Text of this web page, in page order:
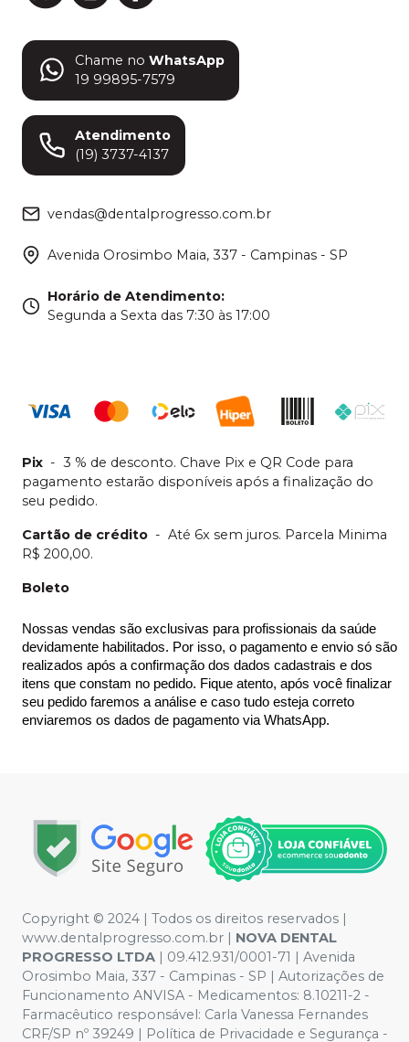
Chame no WhatsApp
19 99895-7579
Atendimento
(19) 3737-4137
vendas@dentalprogresso.com.br
Avenida Orosimbo Maia, 337 - Campinas - SP
Horário de Atendimento:
Segunda a Sexta das 7:30 às 17:00
Pix - 3 % de desconto. Chave Pix e QR Code para
pagamento estarão disponíveis após a finalização do
seu pedido.
Cartão de crédito - Até 6x sem juros. Parcela Minima
R$ 200,00.
Boleto
Nossas vendas são exclusivas para profissionais da saúde
devidamente habilitados. Por isso, o pagamento e envio só são
realizados após a confirmação dos dados cadastrais e dos
itens que constam no pedido. Fique atento, após você finalizar
seu pedido faremos a análise e caso tudo esteja correto
enviaremos os dados de pagamento via WhatsApp.
Copyright © 2024 | Todos os direitos reservados |
www.dentalprogresso.com.br | NOVA DENTAL
PROGRESSO LTDA | 09.412.931/0001-71 | Avenida
Orosimbo Maia, 337 - Campinas - SP | Autorizações de
Funcionamento ANVISA - Medicamentos: 8.10211-2 -
Farmacêutico responsável: Carla Vanessa Fernandes
CRF/SP nº 39249 | Política de Privacidade e Segurança -